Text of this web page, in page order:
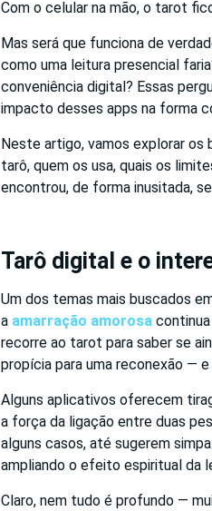
Com o celular na mão, o tarot
Mas será que funciona de
como uma leitura presencial
conveniência digital? Essas
impacto desses apps na forma
Neste artigo, vamos explorar
tarô, quem os usa, quais os
encontrou, de forma inusitada,
Tarô digital e o
Um dos temas mais buscados
a amarração amorosa
recorre ao tarot para saber se
propícia para uma reconexão —
Alguns aplicativos oferecem
a força da ligação entre duas
alguns casos, até sugerem
ampliando o efeito espiritual da
Claro, nem tudo é profundo —